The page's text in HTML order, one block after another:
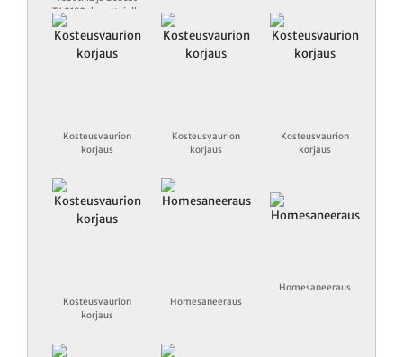
T40180-kurottajalla
Kosteusvaurion
korjaus
Kosteusvaurion
korjaus
Kosteusvaurion
korjaus
Kosteusvaurion
korjaus
Homesaneeraus
Homesaneeraus